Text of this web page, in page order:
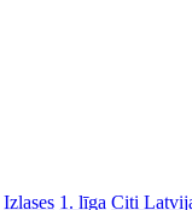
Izlases 1. līga Citi